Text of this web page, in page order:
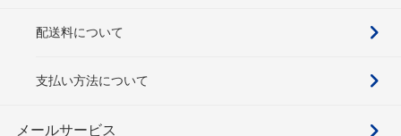
配送料について
支払い方法について
メールサービス